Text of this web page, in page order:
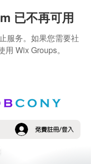
已不再可用
服务。如果您需要社
用 Wix Groups。
免費註冊/登入